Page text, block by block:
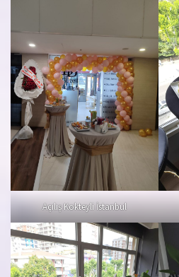
Açılış Kokteyli İstanbul